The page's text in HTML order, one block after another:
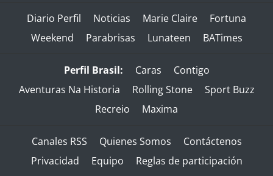
Diario Perfil Noticias Marie Claire
Fortuna
Weekend
Parabrisas Lunateen BATimes
Perfil Brasil: Caras
Contigo
Aventuras Na Historia
Rolling Stone
Sport Buzz
Recreio
Maxima
Canales RSS Quienes Somos
Contáctenos
Privacidad
Equipo
Reglas de participación